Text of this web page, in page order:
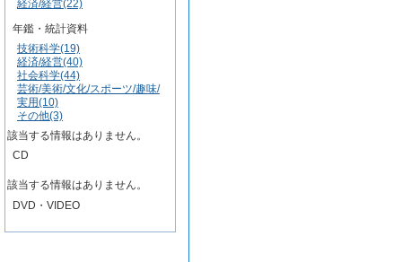
経済/経営(22)
年鑑・統計資料
技術科学(19)
経済/経営(40)
社会科学(44)
芸術/美術/文化/スポーツ/趣味/
実用(10)
その他(3)
該当する情報はありません。
CD
該当する情報はありません。
DVD・VIDEO